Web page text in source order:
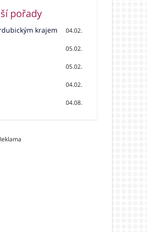
pořady
krajem 04.02.
05.02.
05.02.
04.02.
04.08.